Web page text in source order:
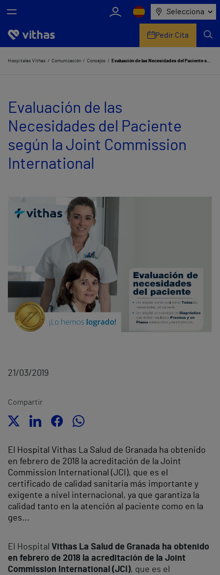
Selecciona
Nosotros
Servicios de salud
Equipo médico y asistencial
Información útil
Pedir Cita
Hospitales Vithas Comunicación Consejos Evaluación de las Necesidades del Paciente según la Joint Commission International
Evaluación de las
Necesidades del Paciente
según la Joint Commission
International
21/03/2019
Compartir
El Hospital Vithas La Salud de Granada ha obtenido
en febrero de 2018 la acreditación de la Joint
Commission International (JCI), que es el
certificado de calidad sanitaria más importante y
exigente a nivel internacional, ya que garantiza la
calidad tanto en la atención al paciente como en la
ges...
El Hospital Vithas La Salud de Granada ha obtenido
en febrero de 2018 la acreditación de la Joint
Commission International (JCI), que es el